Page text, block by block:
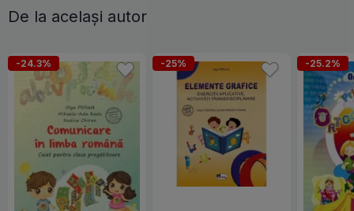
De la același autor
-24.3% -25% -25.2%